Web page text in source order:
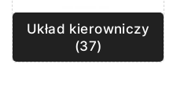
Układ kierowniczy
(37)